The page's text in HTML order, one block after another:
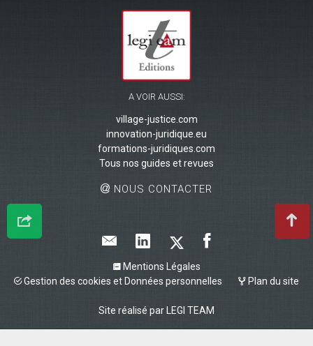
A VOIR AUSSI:
village-justice.com
innovation-juridique.eu
formations-juridiques.com
Tous nos guides et revues
NOUS CONTACTER
Mentions Légales
Gestion des cookies et Données personnelles
Plan du site
Site réalisé par LEGI TEAM